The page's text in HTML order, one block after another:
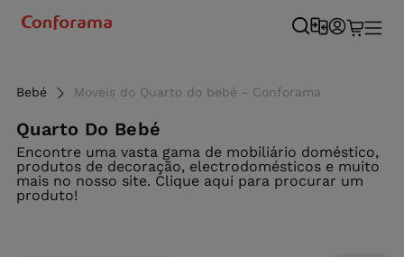
Bebé Moveis do Quarto do bebé - Conforama
Quarto Do Bebé
Encontre uma vasta gama de mobiliário doméstico,
produtos de decoração, electrodomésticos e muito
mais no nosso site. Clique aqui para procurar um
produto!